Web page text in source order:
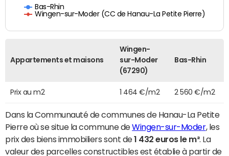
Bas-Rhin
Wingen-sur-Moder (CC de Hanau-La Petite Pierre)
Appartements et maisons
Wingen-
sur-Moder
(67290)
Bas-Rhin
Prix au m2 1 464 €/m2 2 560 €/m2
Dans la Communauté de communes de Hanau-La Petite
Pierre où se situe la commune deWingen-sur-Moder, les
prix des biens immobiliers sont de1 432 euros le m². La
valeur des parcelles constructibles est établie à partir de